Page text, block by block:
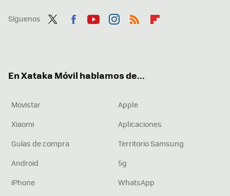
Síguenos
En Xataka Móvil hablamos de...
Movistar
Apple
Xiaomi
Aplicaciones
Guías de compra
Territorio Samsung
Android
5g
iPhone
WhatsApp